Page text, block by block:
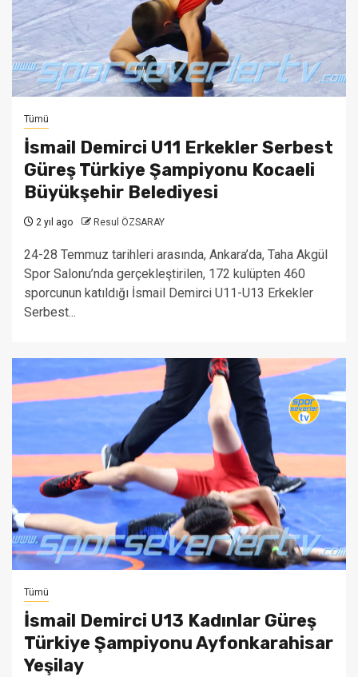
Tümü
İsmail Demirci U11 Erkekler Serbest
Güreş Türkiye Şampiyonu Kocaeli
Büyükşehir Belediyesi
2 yıl ago Resul ÖZSARAY
24-28 Temmuz tarihleri arasında, Ankara’da, Taha Akgül
Spor Salonu’nda gerçekleştirilen, 172 kulüpten 460
sporcunun katıldığı İsmail Demirci U11-U13 Erkekler
Serbest...
Tümü
İsmail Demirci U13 Kadınlar Güreş
Türkiye Şampiyonu Ayfonkarahisar
Yeşilay